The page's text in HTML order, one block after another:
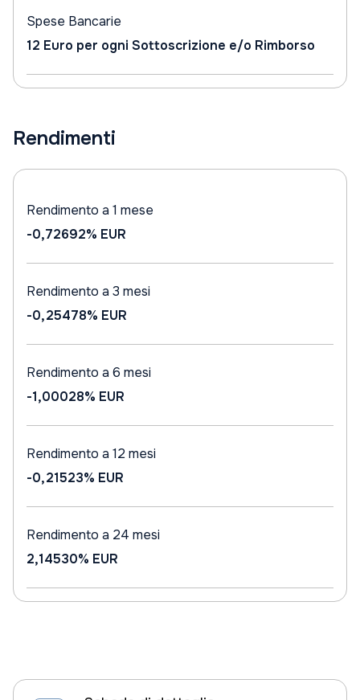
Spese Bancarie
12 Euro per ogni Sottoscrizione e/o Rimborso
Rendimenti
Rendimento a 1 mese
-0,72692% EUR
Rendimento a 3 mesi
-0,25478% EUR
Rendimento a 6 mesi
-1,00028% EUR
Rendimento a 12 mesi
-0,21523% EUR
Rendimento a 24 mesi
2,14530% EUR